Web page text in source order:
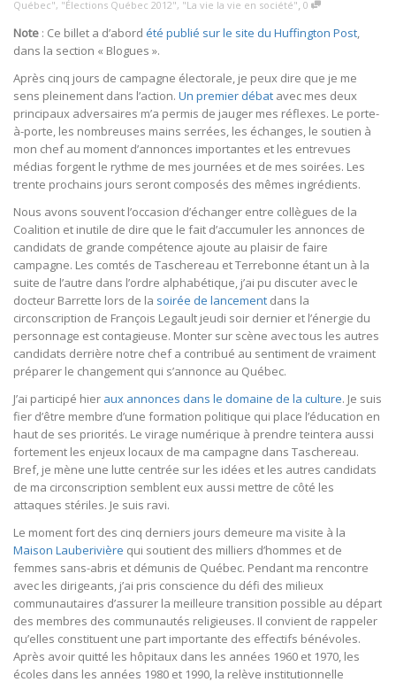
Québec", "Élections Québec 2012", "La vie la vie en société", 0
Note : Ce billet a d’abord été publié sur le site du Huffington Post,
dans la section « Blogues ».
Après cinq jours de campagne électorale, je peux dire que je me
sens pleinement dans l’action. Un premier débat avec mes deux
principaux adversaires m’a permis de jauger mes réflexes. Le porte-
à-porte, les nombreuses mains serrées, les échanges, le soutien à
mon chef au moment d’annonces importantes et les entrevues
médias forgent le rythme de mes journées et de mes soirées. Les
trente prochains jours seront composés des mêmes ingrédients.
Nous avons souvent l’occasion d’échanger entre collègues de la
Coalition et inutile de dire que le fait d’accumuler les annonces de
candidats de grande compétence ajoute au plaisir de faire
campagne. Les comtés de Taschereau et Terrebonne étant un à la
suite de l’autre dans l’ordre alphabétique, j’ai pu discuter avec le
docteur Barrette lors de la soirée de lancement dans la
circonscription de François Legault jeudi soir dernier et l’énergie du
personnage est contagieuse. Monter sur scène avec tous les autres
candidats derrière notre chef a contribué au sentiment de vraiment
préparer le changement qui s’annonce au Québec.
J’ai participé hier aux annonces dans le domaine de la culture. Je suis
fier d’être membre d’une formation politique qui place l’éducation en
haut de ses priorités. Le virage numérique à prendre teintera aussi
fortement les enjeux locaux de ma campagne dans Taschereau.
Bref, je mène une lutte centrée sur les idées et les autres candidats
de ma circonscription semblent eux aussi mettre de côté les
attaques stériles. Je suis ravi.
Le moment fort des cinq derniers jours demeure ma visite à la
Maison Lauberivière qui soutient des milliers d’hommes et de
femmes sans-abris et démunis de Québec. Pendant ma rencontre
avec les dirigeants, j’ai pris conscience du défi des milieux
communautaires d’assurer la meilleure transition possible au départ
des membres des communautés religieuses. Il convient de rappeler
qu’elles constituent une part importante des effectifs bénévoles.
Après avoir quitté les hôpitaux dans les années 1960 et 1970, les
écoles dans les années 1980 et 1990, la relève institutionnelle